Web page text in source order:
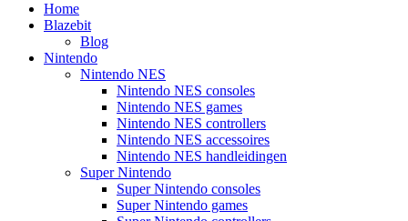
Home
Blazebit
Blog
Nintendo
Nintendo NES
Nintendo NES consoles
Nintendo NES games
Nintendo NES controllers
Nintendo NES accessoires
Nintendo NES handleidingen
Super Nintendo
Super Nintendo consoles
Super Nintendo games